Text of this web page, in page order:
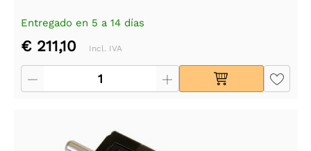
Entregado en 5 a 14 días
€ 211,10 Incl. IVA